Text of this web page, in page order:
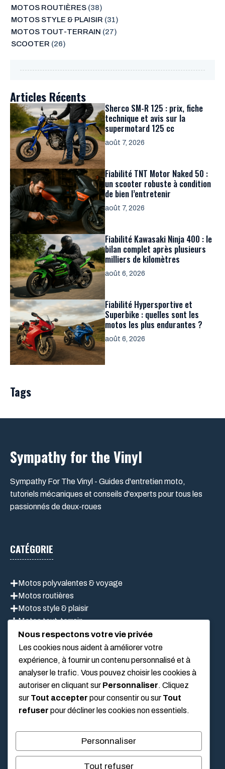
MOTOS ROUTIÈRES(38)
MOTOS STYLE & PLAISIR (31)
MOTOS TOUT-TERRAIN (27)
SCOOTER (26)
Articles Récents
Sherco SM-R 125 : prix, fiche
technique et avis sur la
supermotard 125 cc
août 7, 2026
Fiabilité TNT Motor Naked 50 :
un scooter robuste à condition
de bien l’entretenir
août 7, 2026
Fiabilité Kawasaki Ninja 400 : le
bilan complet après plusieurs
milliers de kilomètres
août 6, 2026
Fiabilité Hypersportive et
Superbike : quelles sont les
motos les plus endurantes ?
août 6, 2026
Tags
Sympathy for the Vinyl
Sympathy For The Vinyl - Guides d'entretien moto,
tutoriels mécaniques et conseils d'experts pour tous les
passionnés de deux-roues
CATÉGORIE
Motos polyvalentes & voyage
Motos routières
Motos style & plaisir
Motos tout-terrain
Scooter
LIEN UTILES
Mentions légales
Nous respectons votre vie privée
Les cookies nous aident à améliorer votre
expérience, à fournir un contenu personnalisé et à
analyser le trafic. Vous pouvez choisir les cookies à
autoriser en cliquant sur Personnaliser. Cliquez
sur Tout accepter pour consentir ou sur Tout
refuser pour décliner les cookies non essentiels.
Personnaliser
Tout refuser